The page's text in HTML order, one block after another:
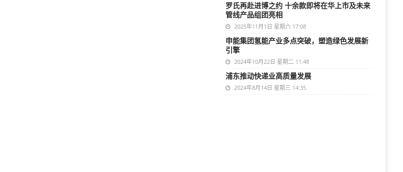
罗氏再赴进博之约 十余款即将在华上市及未来
管线产品组团亮相
2025年11月1日 星期六 17:08
申能集团氢能产业多点突破，塑造绿色发展新
引擎
2024年10月22日 星期二 11:48
浦东推动快递业高质量发展
2024年8月14日 星期三 14:35